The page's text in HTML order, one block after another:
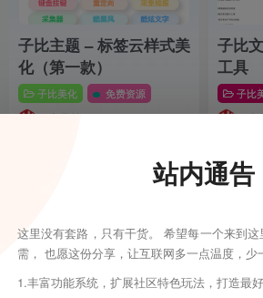
子比主题 – 标签云样式美
化（第一款）
子比美化 免费资源
2个月前 67 13
子比
工具
子比
2个
免费资源 子比
1个月前
站内通告
这里没有套路，只有干货。 希望每一个来到
需， 也愿这份分享，让互联网多一点温度，少
1.丰富功能系统，扩展社区特色玩法，打造最